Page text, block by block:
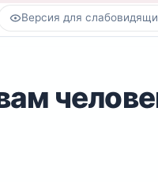
Версия для